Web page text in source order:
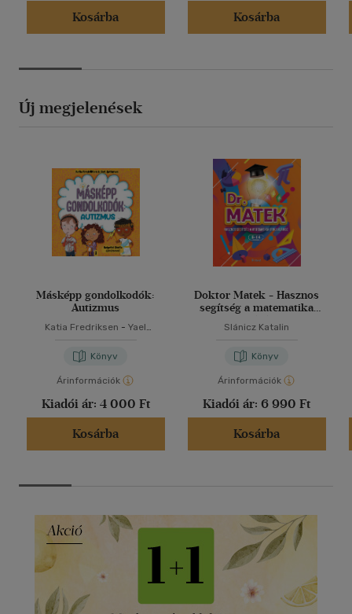
Kosárba
Kosárba
Új megjelenések
Másképp gondolkodók:
Autizmus
Katia Fredriksen - Yael
Könyv
Árinformációk
Kiadói ár: 4 000 Ft
Kosárba
Doktor Matek - Hasznos
segítség a matematika
tanulásához
Slánicz Katalin
Könyv
Árinformációk
Kiadói ár: 6 990 Ft
Kosárba